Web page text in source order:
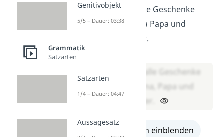
Ich habe für alle Geschenke
gekauft: Mama Papa und
meinen Bruder.
Ich habe für alle Geschenke
gekauft: Mama, Papa und
meinen Bruder.
alle Lösungen einblenden
Genitivobjekt
5/5 – Dauer: 03:38
Grammatik
Satzarten
Satzarten
1/4 – Dauer: 04:47
Aussagesatz